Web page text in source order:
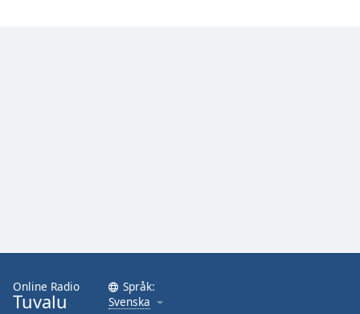
Online Radio
Tuvalu
Språk:
Svenska